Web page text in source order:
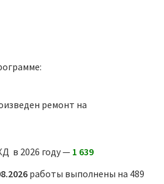
ремонт на
в 2026 году — 1 639
работы выполнены на 489